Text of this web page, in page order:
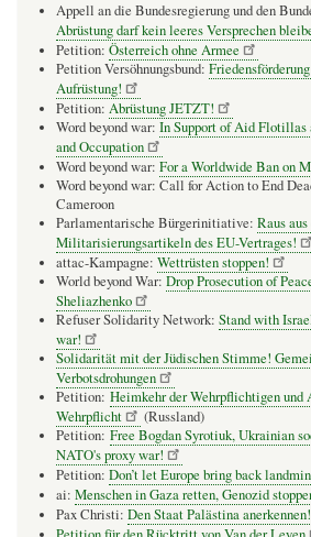
Appell an die Bundesregierung und den
Abrüstung darf kein leeres Versprechen
Petition: Österreich ohne Armee
Petition Versöhnungsbund:
Aufrüstung!
Petition: Abrüstung JETZT!
Word beyond war: In Support of Aid Flotillas
and Occupation
Word beyond war: For a Worldwide Ban on
Word beyond war: Call for Action to End
Cameroon
Parlamentarische Bürgerinitiative: Raus aus
Militarisierungsartikeln des EU-Vertrages!
attac-Kampagne: Wettrüsten stoppen!
World beyond War: Drop Prosecution of
Sheliazhenko
Refuser Solidarity Network: Stand with
war!
Solidarität mit der Jüdischen Stimme!
Verbotsdrohungen
Petition: Heimkehr der Wehrpflichtigen und
Wehrpflicht
(Russland)
Petition: Free Bogdan Syrotiuk, Ukrainian
NATO's proxy war!
Petition: Don’t let Europe bring back
ai: Menschen in Gaza retten, Genozid
Pax Christi: Den Staat Palästina anerkennen!